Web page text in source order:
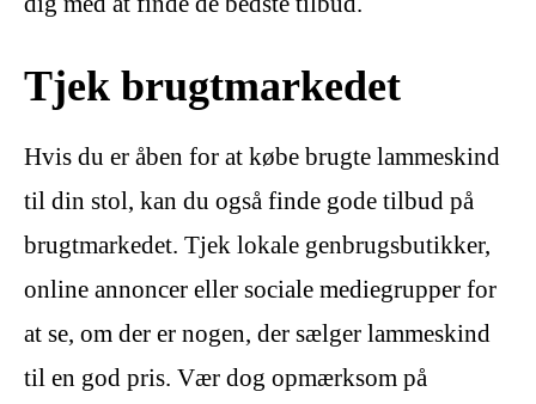
Tjek brugtmarkedet
Hvis du er åben for at købe brugte lammeskind
til din stol, kan du også finde gode tilbud på
brugtmarkedet. Tjek lokale genbrugsbutikker,
online annoncer eller sociale mediegrupper for
at se, om der er nogen, der sælger lammeskind
til en god pris. Vær dog opmærksom på